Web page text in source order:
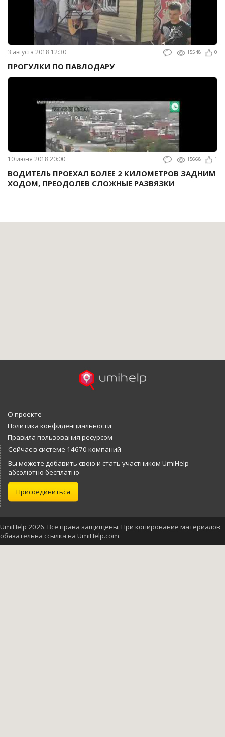
3 августа 2018 12:30 15548 0
ПРОГУЛКИ ПО ПАВЛОДАРУ
10 июня 2018 20:00 15668 1
ВОДИТЕЛЬ ПРОЕХАЛ БОЛЕЕ 2 КИЛОМЕТРОВ ЗАДНИМ
ХОДОМ, ПРЕОДОЛЕВ СЛОЖНЫЕ РАЗВЯЗКИ
О проекте
Политика конфиденциальности
Правила пользования ресурсом
Сейчас в системе 14670 компаний
Вы можете добавить свою и стать участником UmiHelp
абсолютно бесплатно
Присоединиться
UmiHelp 2026. Все права защищены. При копирование материалов
обязательна ссылка на UmiHelp.com